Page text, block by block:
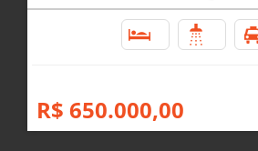
R$ 650.000,00